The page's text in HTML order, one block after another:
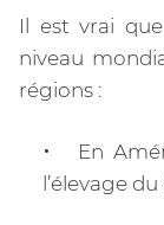
Il est vrai
niveau
régions :
En
l’élevage du